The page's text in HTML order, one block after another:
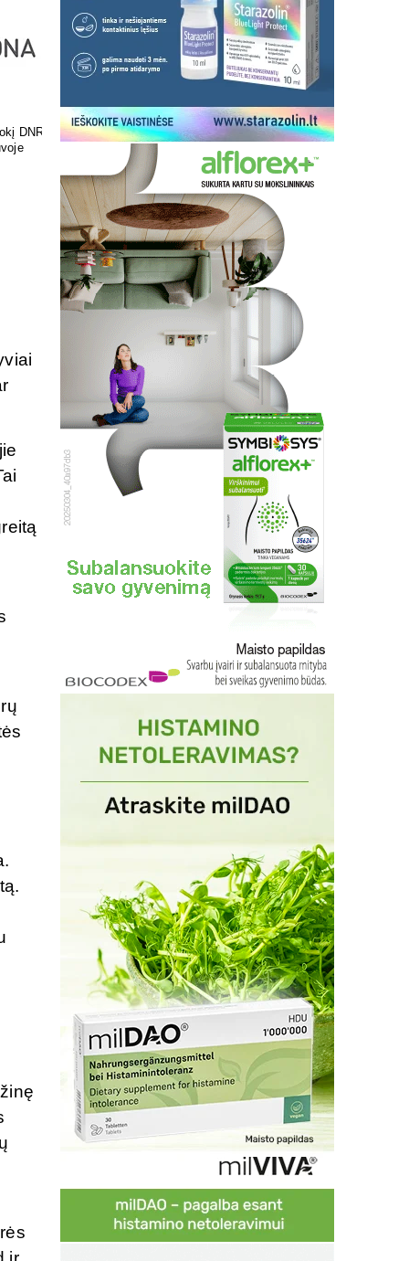
skonis
Pasirūpinkite savo pėdų
sveikata